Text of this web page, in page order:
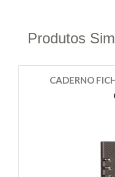
Produtos
CADERNO